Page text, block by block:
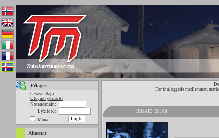
Félagar
- Gerast félagi
- Gleymt lykilorð?
Notandanafn:
Lykilorð:
Muna
Almennt
For innloggede medlemmer,
Bilde ID: 28100